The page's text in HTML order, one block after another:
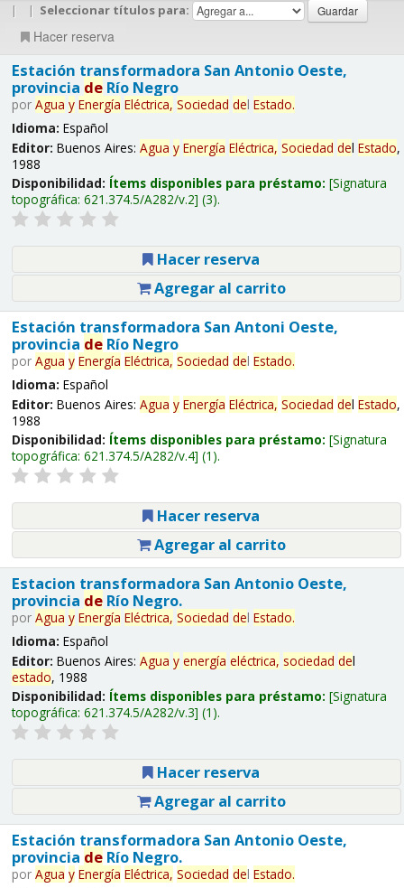
| | Seleccionar títulos para:
Hacer reserva
Estación transformadora San Antonio Oeste,
provincia deRío Negro
por Agua y Energía Eléctrica, Sociedad del Estado.
Idioma: Español
Editor: Buenos Aires: Agua y Energía Eléctrica, Sociedad del Estado,
1988
Disponibilidad: Ítems disponibles para préstamo: Signatura
topográfica: 621.374.5/A282/v.2 (3).
Hacer reserva
Agregar al carrito
Estación transformadora San Antoni Oeste,
provincia deRío Negro
por Agua y Energía Eléctrica, Sociedad del Estado.
Idioma: Español
Editor: Buenos Aires: Agua y Energía Eléctrica, Sociedad del Estado,
1988
Disponibilidad: Ítems disponibles para préstamo: Signatura
topográfica: 621.374.5/A282/v.4 (1).
Hacer reserva
Agregar al carrito
Estacion transformadora San Antonio Oeste,
provincia deRío Negro.
por Agua y Energía Eléctrica, Sociedad del Estado.
Idioma: Español
Editor: Buenos Aires: Agua y energía eléctrica, sociedad del
estado, 1988
Disponibilidad: Ítems disponibles para préstamo: Signatura
topográfica: 621.374.5/A282/v.3 (1).
Hacer reserva
Agregar al carrito
Estación transformadora San Antonio Oeste,
provincia deRío Negro.
por Agua y Energía Eléctrica, Sociedad del Estado.